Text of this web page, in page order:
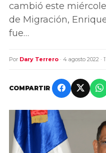
cambió este
de Migración,
fue…
Por Dary Terrero · 4 agosto 2022 ·
COMPARTIR